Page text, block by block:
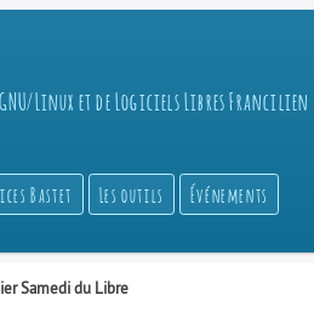
Linux et de Logiciels Libres Francilien
Bastet Les outils Événements
Samedi du Libre